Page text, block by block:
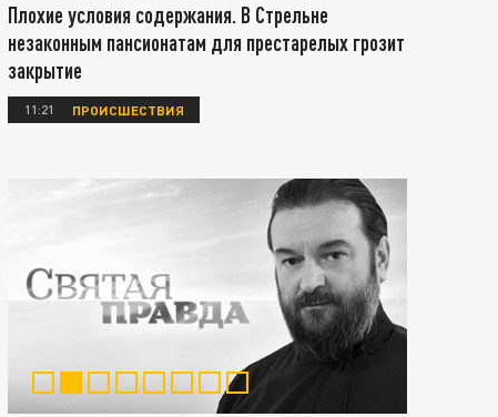
Плохие условия содержания. В Стрельне
незаконным пансионатам для престарелых грозит
закрытие
11:21 ПРОИСШЕСТВИЯ